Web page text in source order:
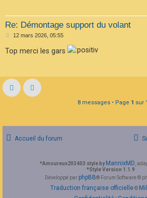
Re: Démontage support du volant
M
s
12 mars 2026, 05:55
Top merci les gars
8 messages • Page 1 sur
Accueil du forum
*Amoureux203403 style byMannixMD ,
*Style Version 1.1.9
Développé par phpBB® Forum Software ©
Traduction française officielle©